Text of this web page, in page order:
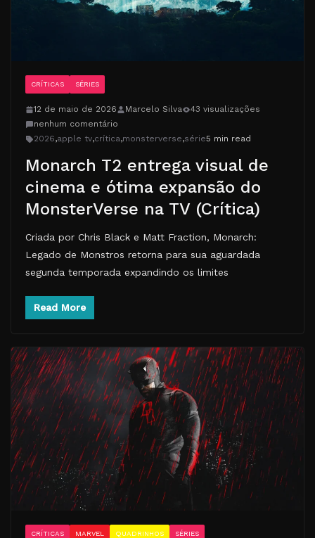
CRÍTICAS SÉRIES
12 de maio de 2026 Marcelo Silva
43 visualizações
nenhum comentário
2026,apple tv,crítica,monsterverse,série5 min read
Monarch T2 entrega visual de
cinema e ótima expansão do
MonsterVerse na TV (Crítica)
Criada por Chris Black e Matt Fraction, Monarch:
Legado de Monstros retorna para sua aguardada
segunda temporada expandindo os limites
Read More
CRÍTICAS MARVEL QUADRINHOS SÉRIES